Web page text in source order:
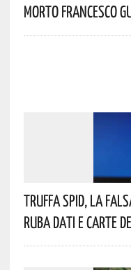
Morto Francesco
Truffa Spid, La
Ruba Dati E Carte